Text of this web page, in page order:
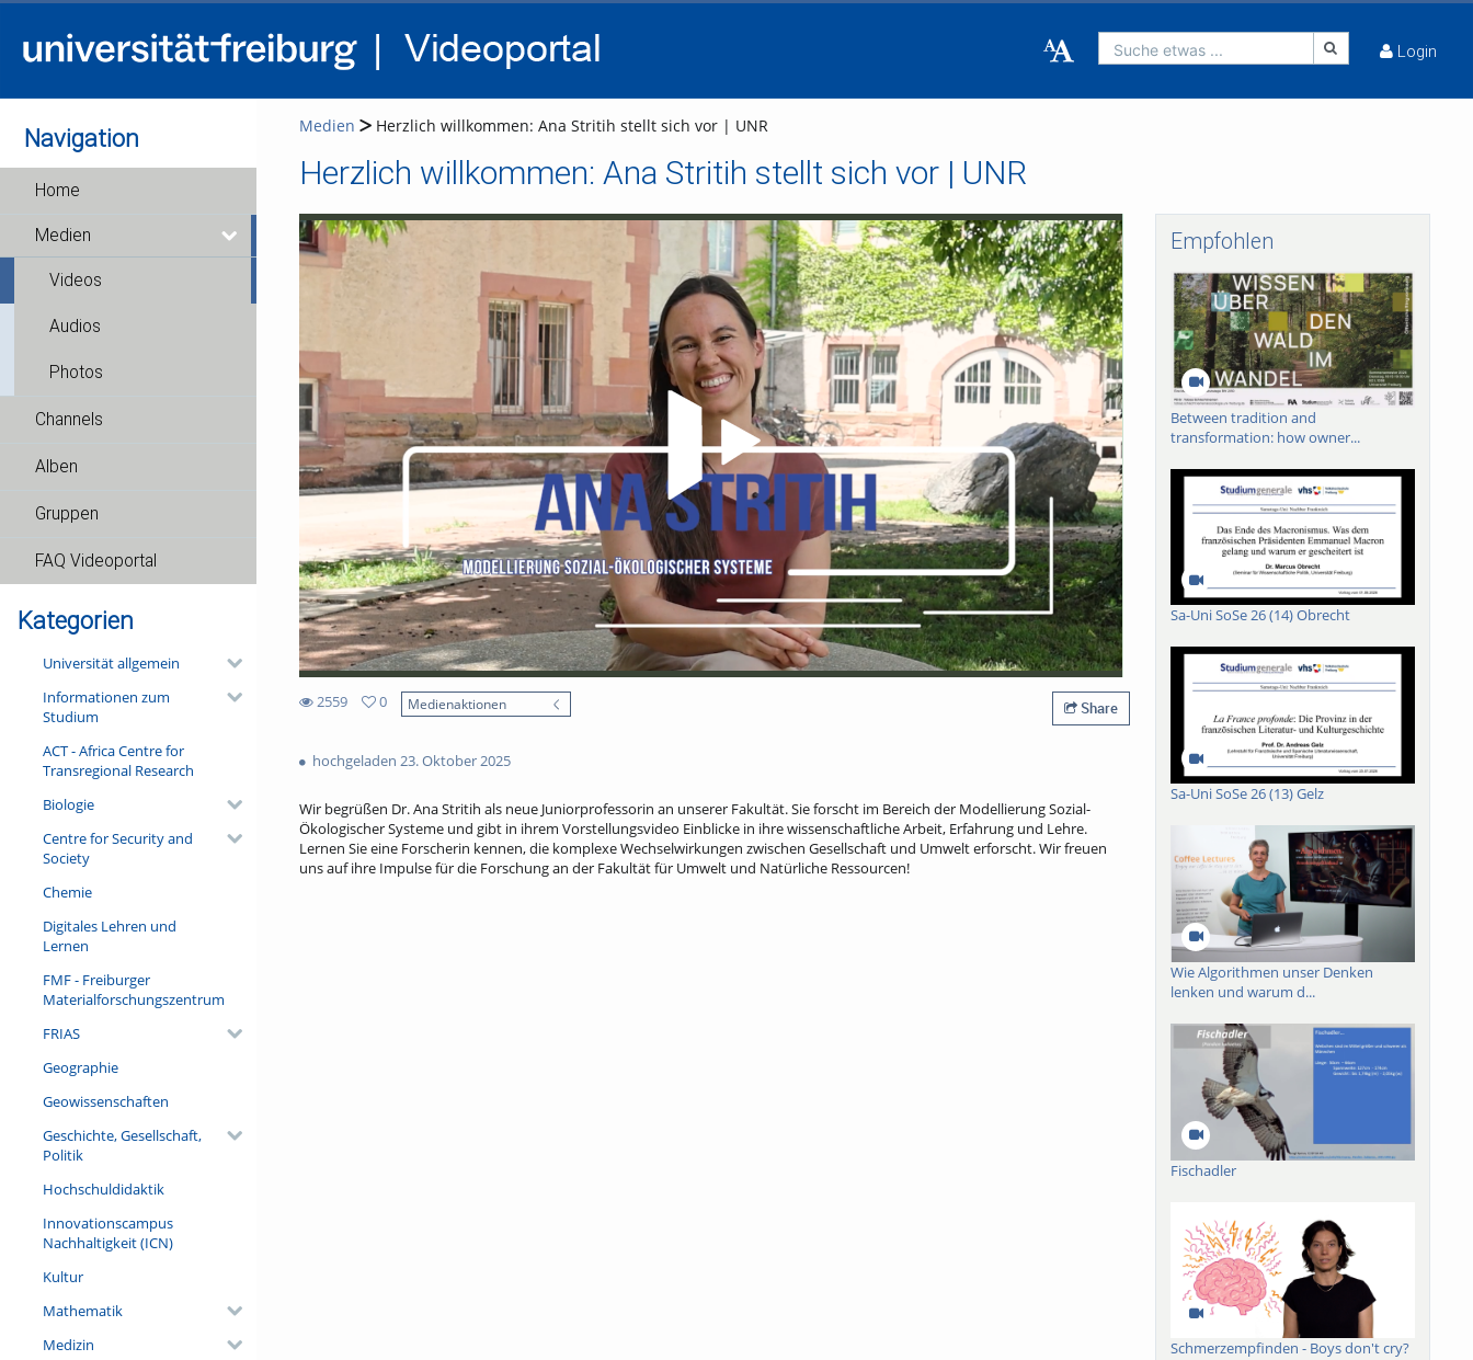
Suche etwas ... Login
Navigation
Home
Medien
Videos
Audios
Photos
Channels
Alben
Gruppen
FAQ Videoportal
Kategorien
Universität allgemein
Informationen zum
Studium
ACT - Africa Centre for
Transregional Research
Biologie
Centre for Security and
Society
Chemie
Digitales Lehren und
Lernen
FMF - Freiburger
Materialforschungszentrum
FRIAS
Geographie
Geowissenschaften
Geschichte, Gesellschaft,
Politik
Hochschuldidaktik
Innovationscampus
Nachhaltigkeit (ICN)
Kultur
Mathematik
Medizin
Medien Herzlich willkommen: Ana Stritih stellt sich vor | UNR
Herzlich willkommen: Ana Stritih stellt sich vor | UNR
Video abspielen
2559
views
0
Medienaktionen Share
hochgeladen 23. Oktober 2025
Wir begrüßen Dr. Ana Stritih als neue Juniorprofessorin an unserer Fakultät. Sie forscht im Bereich der Modellierung Sozial-
Ökologischer Systeme und gibt in ihrem Vorstellungsvideo Einblicke in ihre wissenschaftliche Arbeit, Erfahrung und Lehre.
Lernen Sie eine Forscherin kennen, die komplexe Wechselwirkungen zwischen Gesellschaft und Umwelt erforscht. Wir freuen
uns auf ihre Impulse für die Forschung an der Fakultät für Umwelt und Natürliche Ressourcen!
Empfohlen
Between tradition and
transformation: how owner...
Sa-Uni SoSe 26 (14) Obrecht
Sa-Uni SoSe 26 (13) Gelz
Wie Algorithmen unser Denken
lenken und warum d...
Fischadler
Schmerzempfinden - Boys don't cry?